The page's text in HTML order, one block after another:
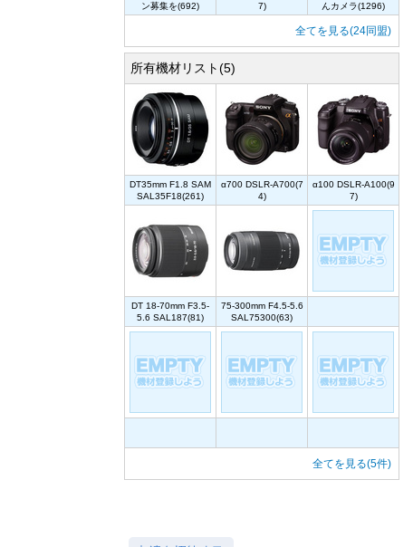
ン募集を(692)
7)
んカメラ(1296)
全てを見る(24同盟)
所有機材リスト(5)
DT35mm F1.8 SAM
SAL35F18(261)
α700 DSLR-A700(7
4)
α100 DSLR-A100(9
7)
DT 18-70mm F3.5-
5.6 SAL187(81)
75-300mm F4.5-5.6
SAL75300(63)
全てを見る(5件)